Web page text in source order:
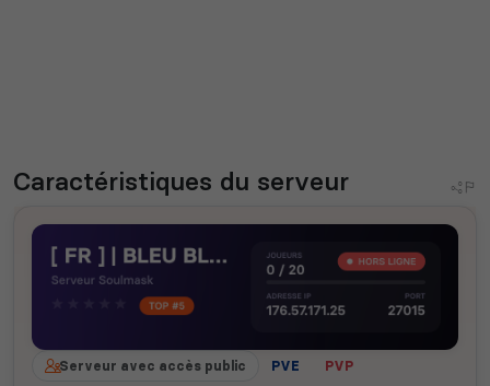
Caractéristiques du serveur
Serveur avec accès public PVE PVP